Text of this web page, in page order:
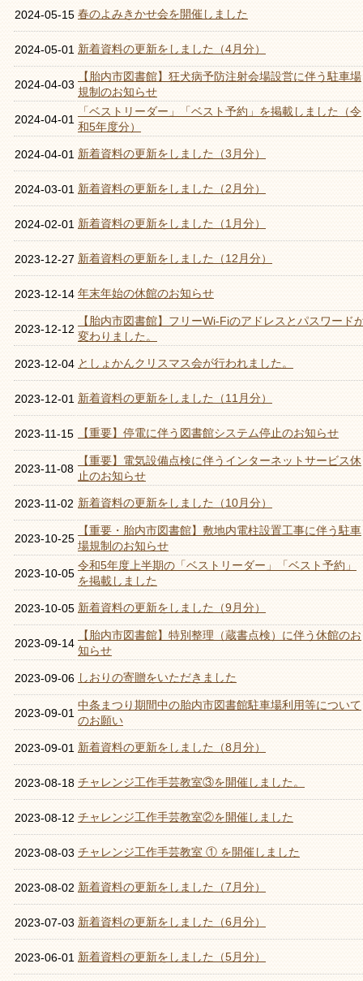
2024-05-15 春のよみきかせ会を開催しました
2024-05-01 新着資料の更新をしました（4月分）
2024-04-03
【胎内市図書館】狂犬病予防注射会場設営に伴う駐車場
規制のお知らせ
2024-04-01
「ベストリーダー」「ベスト予約」を掲載しました（令
和5年度分）
2024-04-01 新着資料の更新をしました（3月分）
2024-03-01 新着資料の更新をしました（2月分）
2024-02-01 新着資料の更新をしました（1月分）
2023-12-27 新着資料の更新をしました（12月分）
2023-12-14 年末年始の休館のお知らせ
2023-12-12
【胎内市図書館】フリーWi‐Fiのアドレスとパスワード
変わりました。
2023-12-04 としょかんクリスマス会が行われました。
2023-12-01 新着資料の更新をしました（11月分）
2023-11-15 【重要】停電に伴う図書館システム停止のお知らせ
2023-11-08
【重要】電気設備点検に伴うインターネットサービス休
止のお知らせ
2023-11-02 新着資料の更新をしました（10月分）
2023-10-25
【重要・胎内市図書館】敷地内電柱設置工事に伴う駐車
場規制のお知らせ
2023-10-05
令和5年度上半期の「ベストリーダー」「ベスト予約」
を掲載しました
2023-10-05 新着資料の更新をしました（9月分）
2023-09-14
【胎内市図書館】特別整理（蔵書点検）に伴う休館のお
知らせ
2023-09-06 しおりの寄贈をいただきました
2023-09-01
中条まつり期間中の胎内市図書館駐車場利用等について
のお願い
2023-09-01 新着資料の更新をしました（8月分）
2023-08-18 チャレンジ工作手芸教室③を開催しました。
2023-08-12 チャレンジ工作手芸教室②を開催しました
2023-08-03 チャレンジ工作手芸教室 ① を開催しました
2023-08-02 新着資料の更新をしました（7月分）
2023-07-03 新着資料の更新をしました（6月分）
2023-06-01 新着資料の更新をしました（5月分）